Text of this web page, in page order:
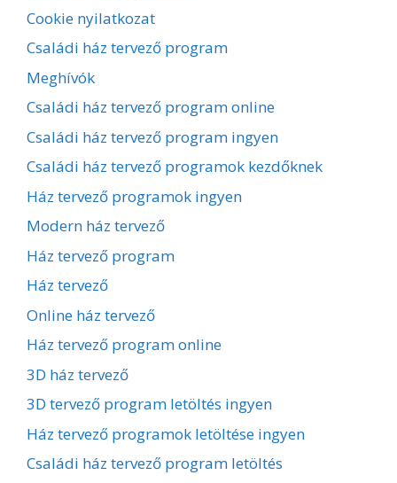
Cookie nyilatkozat
Családi ház tervező program
Meghívók
Családi ház tervező program online
Családi ház tervező program ingyen
Családi ház tervező programok kezdőknek
Ház tervező programok ingyen
Modern ház tervező
Ház tervező program
Ház tervező
Online ház tervező
Ház tervező program online
3D ház tervező
3D tervező program letöltés ingyen
Ház tervező programok letöltése ingyen
Családi ház tervező program letöltés